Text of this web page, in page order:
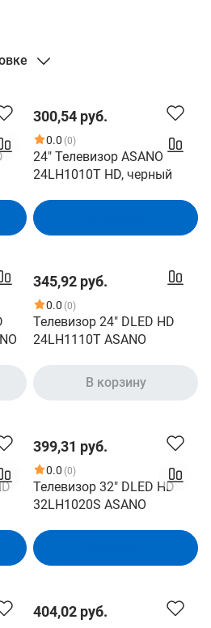
300,54 руб.
0.0 (0)
24" Телевизор ASANO
24LH1010T HD, черный
345,92 руб.
0.0 (0)
Телевизор 24" DLED HD
24LH1110T ASANO
В корзину
399,31 руб.
0.0 (0)
Телевизор 32" DLED HD
32LH1020S ASANO
404,02 руб.